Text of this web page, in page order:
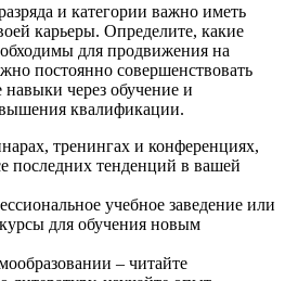
и категории важно иметь
карьеры. Определите, какие
для продвижения на
постоянно совершенствовать
через обучение и
квалификации.
тренингах и конференциях,
последних тенденций в вашей
учебное заведение или
для обучения новым
– читайте